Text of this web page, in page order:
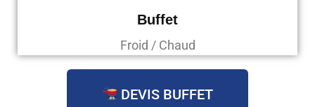
Buffet
Froid / Chaud
DEVIS BUFFET